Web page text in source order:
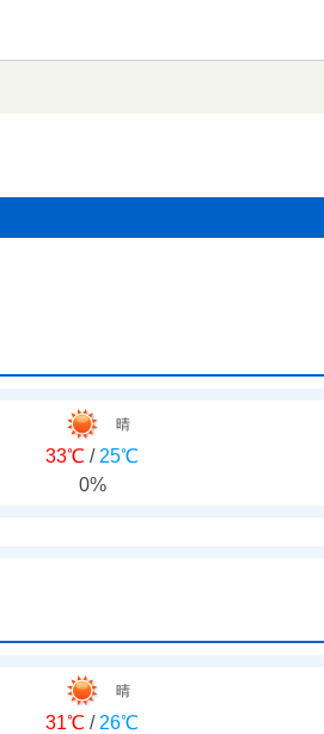
晴
33℃ / 25℃
0%
晴
31℃ / 26℃